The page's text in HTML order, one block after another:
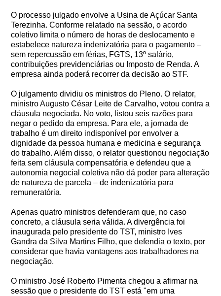
O processo julgado envolve a Usina de Açúcar Santa
Terezinha. Conforme relatado na sessão, o acordo
coletivo limita o número de horas de deslocamento e
estabelece natureza indenizatória para o pagamento –
sem repercussão em férias, FGTS, 13º salário,
contribuições previdenciárias ou Imposto de Renda. A
empresa ainda poderá recorrer da decisão ao STF.
O julgamento dividiu os ministros do Pleno. O relator,
ministro Augusto César Leite de Carvalho, votou contra a
cláusula negociada. No voto, listou seis razões para
negar o pedido da empresa. Para ele, a jornada de
trabalho é um direito indisponível por envolver a
dignidade da pessoa humana e medicina e segurança
do trabalho. Além disso, o relator questionou negociação
feita sem cláusula compensatória e defendeu que a
autonomia negocial coletiva não dá poder para alteração
de natureza de parcela – de indenizatória para
remuneratória.
Apenas quatro ministros defenderam que, no caso
concreto, a cláusula seria válida. A divergência foi
inaugurada pelo presidente do TST, ministro Ives
Gandra da Silva Martins Filho, que defendia o texto, por
considerar que havia vantagens aos trabalhadores na
negociação.
O ministro José Roberto Pimenta chegou a afirmar na
sessão que o presidente do TST está "em uma